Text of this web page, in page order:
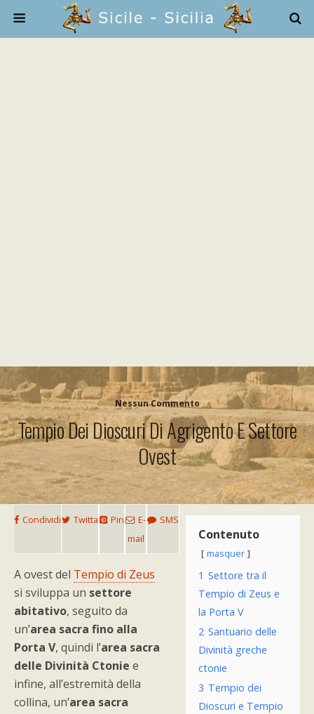
Nessun Commento
Tempio Dei Dioscuri Di Agrigento E Settore
Ovest
Contenuto
masquer
1 Settore tra il
Tempio di Zeus e
la Porta V
2 Santuario delle
Divinità greche
ctonie
3 Tempio dei
Dioscuri e Tempio
Condividi Twitta Pin
E-
mail
SMS
A ovest del Tempio di Zeus
si sviluppa un settore
abitativo, seguito da
un’area sacra fino alla
Porta V, quindi l’area sacra
delle Divinità Ctonie e
infine, all’estremità della
collina, un’area sacra